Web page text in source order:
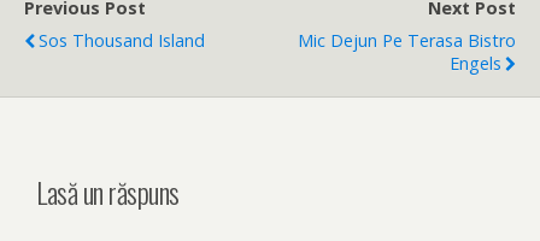
Previous Post
Sos Thousand Island
Next Post
Mic Dejun Pe Terasa Bistro
Engels
Lasă un răspuns